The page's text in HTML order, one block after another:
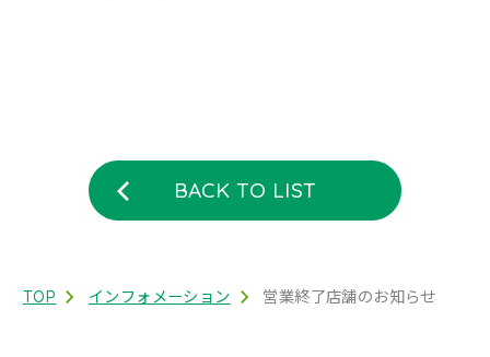
BACK TO LIST
TOP インフォメーション 営業終了店舗のお知らせ